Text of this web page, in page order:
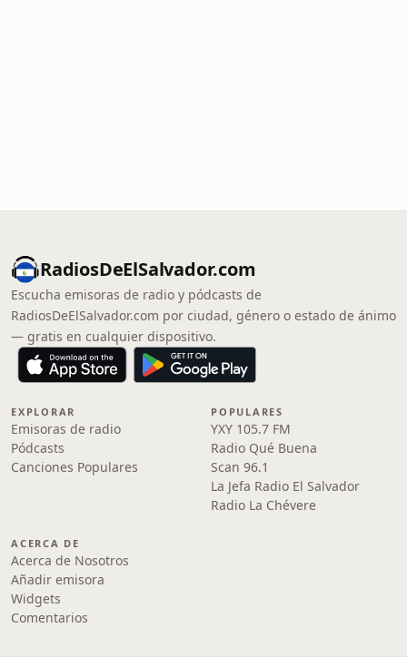
RadiosDeElSalvador.com
Escucha emisoras de radio y pódcasts de
RadiosDeElSalvador.com por ciudad, género o estado de ánimo
— gratis en cualquier dispositivo.
EXPLORAR
Emisoras de radio
Pódcasts
Canciones Populares
POPULARES
YXY 105.7 FM
Radio Qué Buena
Scan 96.1
La Jefa Radio El Salvador
Radio La Chévere
ACERCA DE
Acerca de Nosotros
Añadir emisora
Widgets
Comentarios